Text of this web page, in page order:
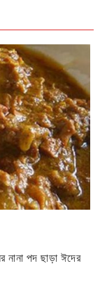
নানা পদ ছাড়া ঈদের